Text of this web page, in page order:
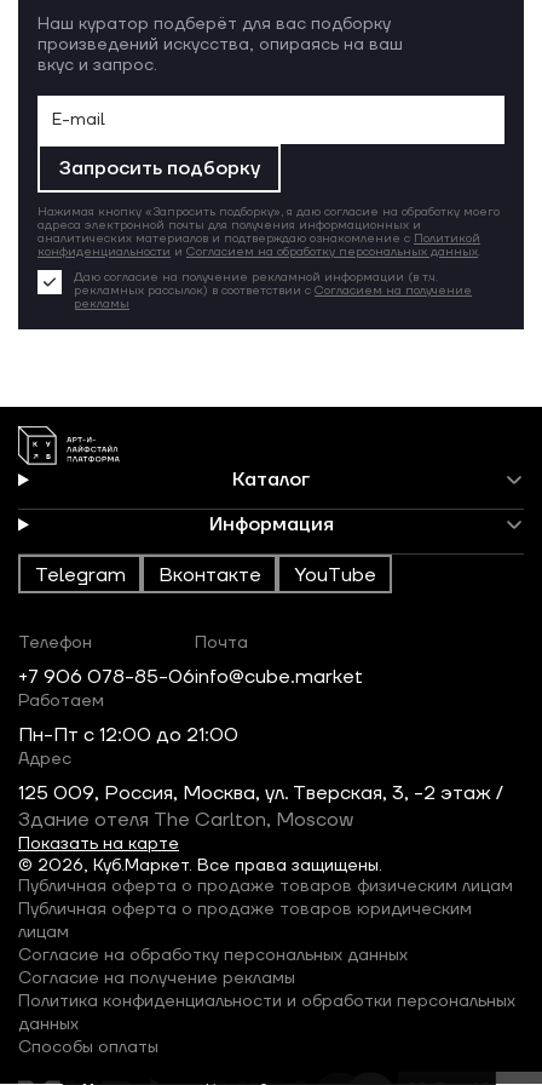
Наш куратор подберёт для вас подборку
произведений искусства, опираясь на ваш
вкус и запрос.
Запросить подборку
Нажимая кнопку «Запросить подборку», я даю согласие на обработку моего
адреса электронной почты для получения информационных и
аналитических материалов и подтверждаю ознакомление с Политикой
конфиденциальности и Согласием на обработку персональных данных.
Даю согласие на получение рекламной информации (в т.ч.
рекламных рассылок) в соответствии с Согласием на получение
рекламы
Каталог
Информация
Telegram Вконтакте YouTube
© 2026, Куб.Маркет. Все права защищены.
Телефон
+7 906 078-85-06
Почта
info@cube.market
Работаем
Пн-Пт c 12:00 до 21:00
Адрес
125 009, Россия, Москва, ул. Тверская, 3, -2 этаж /
Здание отеля The Carlton, Moscow
Показать на карте
Публичная оферта о продаже товаров физическим лицам
Публичная оферта о продаже товаров юридическим
лицам
Согласие на обработку персональных данных
Согласие на получение рекламы
Политика конфиденциальности и обработки персональных
данных
Способы оплаты